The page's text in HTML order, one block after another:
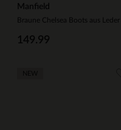
Manfield
Braune Chelsea Boots aus Leder
149.99